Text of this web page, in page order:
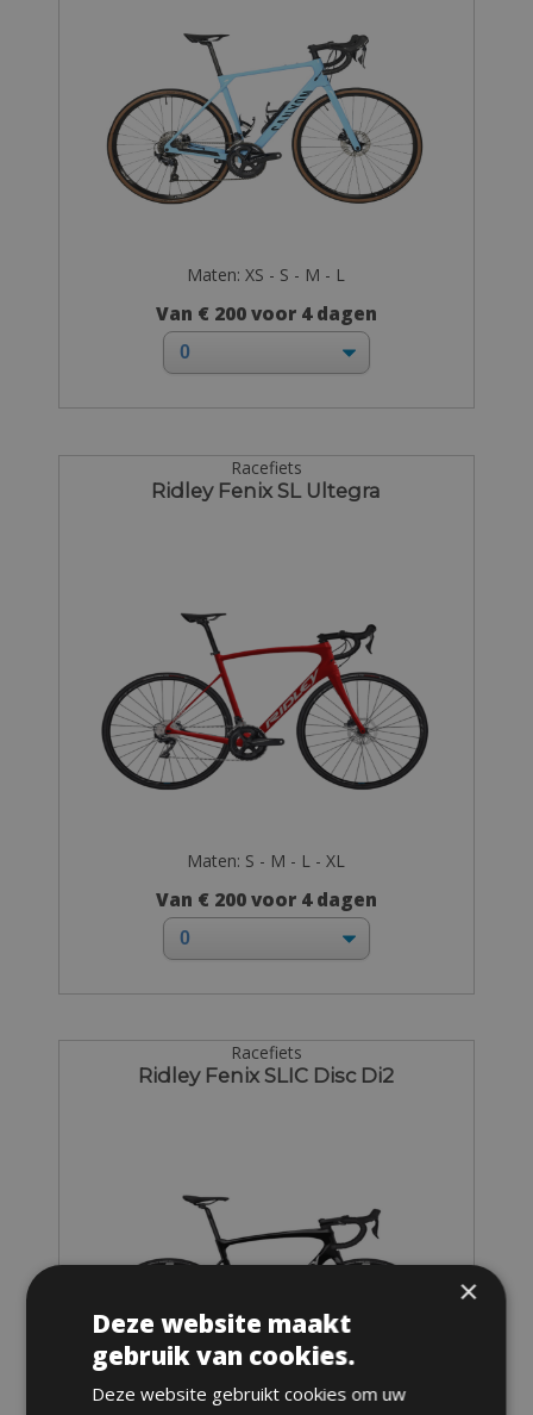
Maten: XS - S - M - L
Van € 200 voor 4 dagen
Racefiets
Ridley Fenix SL Ultegra
Maten: S - M - L - XL
Van € 200 voor 4 dagen
Racefiets
Ridley Fenix SLIC Disc Di2
×
Deze website maakt
gebruik van cookies.
Deze website gebruikt cookies om uw